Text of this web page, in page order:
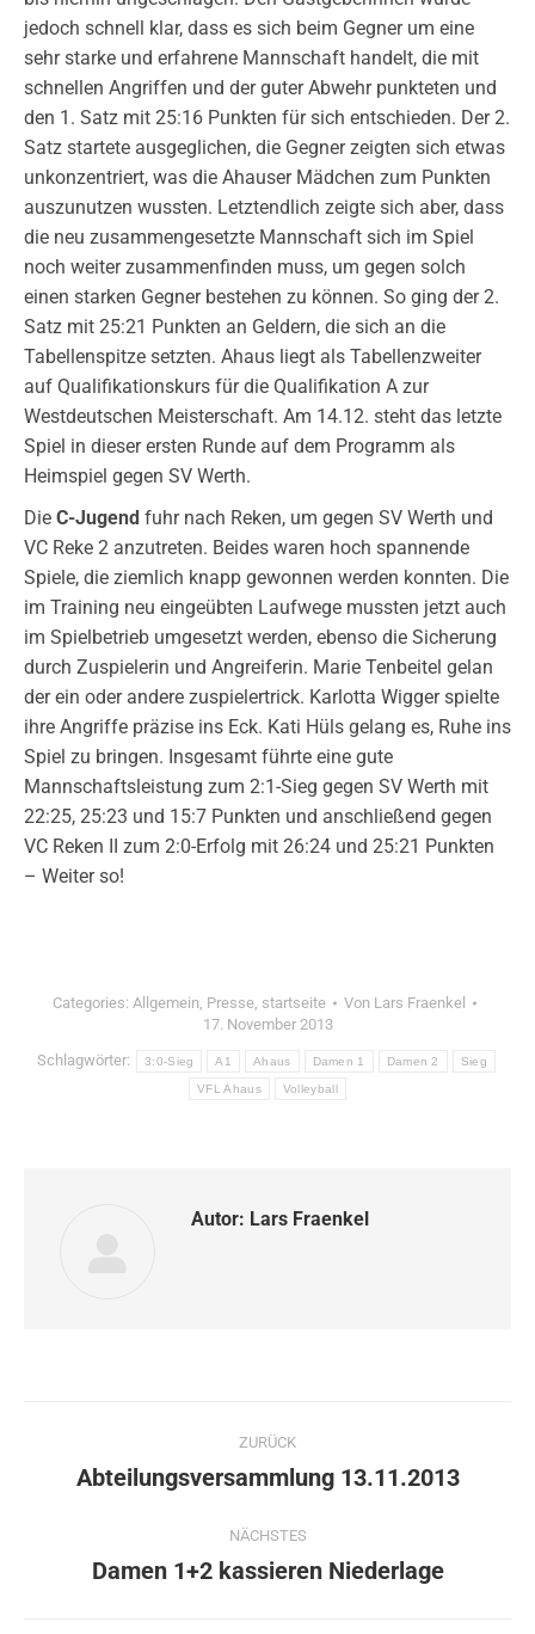
jedoch schnell klar, dass es sich beim Gegner um eine
sehr starke und erfahrene Mannschaft handelt, die mit
schnellen Angriffen und der guter Abwehr punkteten und
den 1. Satz mit 25:16 Punkten für sich entschieden. Der 2.
Satz startete ausgeglichen, die Gegner zeigten sich etwas
unkonzentriert, was die Ahauser Mädchen zum Punkten
auszunutzen wussten. Letztendlich zeigte sich aber, dass
die neu zusammengesetzte Mannschaft sich im Spiel
noch weiter zusammenfinden muss, um gegen solch
einen starken Gegner bestehen zu können. So ging der 2.
Satz mit 25:21 Punkten an Geldern, die sich an die
Tabellenspitze setzten. Ahaus liegt als Tabellenzweiter
auf Qualifikationskurs für die Qualifikation A zur
Westdeutschen Meisterschaft. Am 14.12. steht das letzte
Spiel in dieser ersten Runde auf dem Programm als
Heimspiel gegen SV Werth.
Die C-Jugend fuhr nach Reken, um gegen SV Werth und
VC Reke 2 anzutreten. Beides waren hoch spannende
Spiele, die ziemlich knapp gewonnen werden konnten. Die
im Training neu eingeübten Laufwege mussten jetzt auch
im Spielbetrieb umgesetzt werden, ebenso die Sicherung
durch Zuspielerin und Angreiferin. Marie Tenbeitel gelan
der ein oder andere zuspielertrick. Karlotta Wigger spielte
ihre Angriffe präzise ins Eck. Kati Hüls gelang es, Ruhe ins
Spiel zu bringen. Insgesamt führte eine gute
Mannschaftsleistung zum 2:1-Sieg gegen SV Werth mit
22:25, 25:23 und 15:7 Punkten und anschließend gegen
VC Reken II zum 2:0-Erfolg mit 26:24 und 25:21 Punkten
– Weiter so!
Categories: Allgemein, Presse, startseite Von Lars Fraenkel
17. November 2013
Schlagwörter: 3:0-Sieg A1 Ahaus Damen 1 Damen 2 Sieg
VFL Ahaus Volleyball
Autor: Lars Fraenkel
Kommentarnavigation
ZURÜCK
Vorheriger
Abteilungsversammlung 13.11.2013
NÄCHSTES
Nächster
Damen 1+2 kassieren Niederlage